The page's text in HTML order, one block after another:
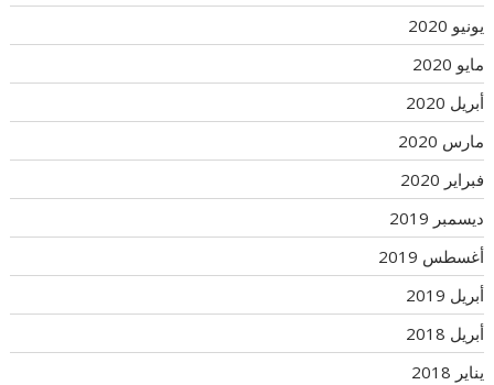
يونيو 2020
مايو 2020
أبريل 2020
مارس 2020
فبراير 2020
ديسمبر 2019
أغسطس 2019
أبريل 2019
أبريل 2018
يناير 2018